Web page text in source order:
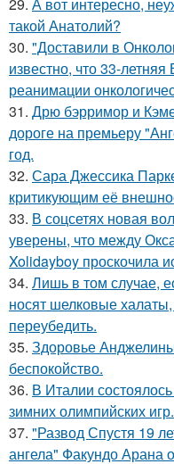
такой Анатолий?
30. "Доставили в
известно, что 33-
реанимации
31. Дрю бэрримор и
дороге на премьеру
год.
32. Сара Джессика
критикующим её
33. В соцсетях новая
уверены, что между
Xolidayboy проскочила
34. Лишь в том случае,
носят шелковые
переубедить.
35. Здоровье
беспокойство.
36. В Италии
зимних олимпийских игр.
37. "Развод Спустя 19
ангела" Факундо Арана